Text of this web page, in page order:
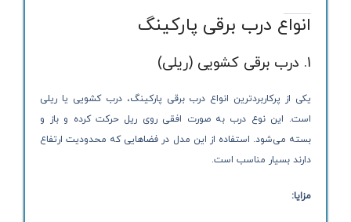
انواع درب برقی پارکینگ
1. درب برقی کشویی (ریلی)
یکی از پرکاربردترین انواع درب برقی پارکینگ، درب کشویی یا ریلی
است. این نوع درب به صورت افقی روی ریل حرکت کرده و باز و
بسته می‌شود. استفاده از این مدل در فضاهایی که محدودیت ارتفاع
دارند بسیار مناسب است.
مزایا: